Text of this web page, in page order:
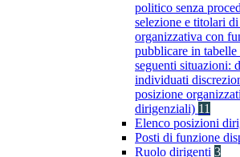
politico senza
selezione e titolari
organizzativa con
pubblicare in
seguenti situazioni:
individuati
posizione
dirigenziali) 11
Elenco posizioni
Posti di funzione
Ruolo dirigenti 3